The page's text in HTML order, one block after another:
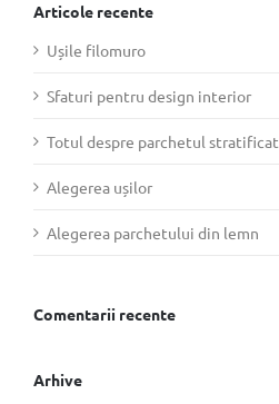
Articole recente
Ușile filomuro
Sfaturi pentru design interior
Totul despre parchetul stratificat
Alegerea ușilor
Alegerea parchetului din lemn
Comentarii recente
Arhive